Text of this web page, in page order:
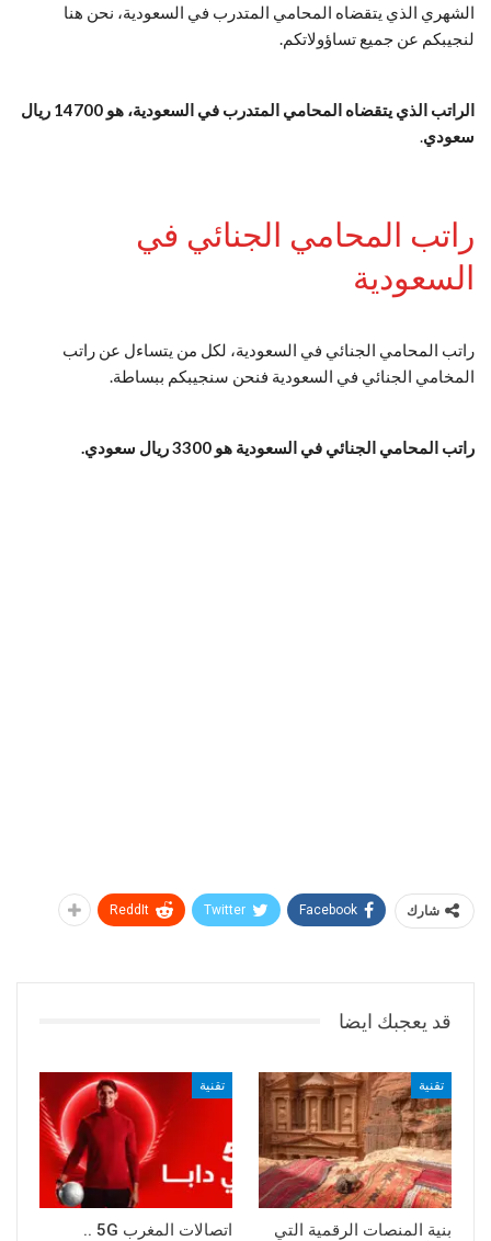
الشهري الذي يتقضاه المحامي المتدرب في السعودية، نحن هنا
لنجيبكم عن جميع تساؤولاتكم.
الراتب الذي يتقضاه المحامي المتدرب في السعودية، هو 14700 ريال
سعودي.
راتب المحامي الجنائي في
السعودية
راتب المحامي الجنائي في السعودية، لكل من يتساءل عن راتب
المخامي الجنائي في السعودية فنحن سنجيبكم ببساطة.
راتب المحامي الجنائي في السعودية هو 3300 ريال سعودي.
شارك Facebook
Twitter
ReddIt
قد يعجبك ايضا
تقنية
بنية المنصات الرقمية التي
تقنية
اتصالات المغرب 5G ..